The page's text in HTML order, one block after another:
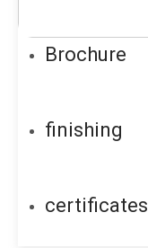
Brochure
finishing
certificates